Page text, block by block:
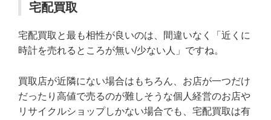
宅配買取
宅配買取と最も相性が良いのは、間違いなく「近くに
時計を売れるところが無い/少ない人」ですね。
買取店が近隣にない場合はもちろん、お店が一つだけ
だったり高値で売るのが難しそうな個人経営のお店や
リサイクルショップしかない場合でも、宅配買取は有